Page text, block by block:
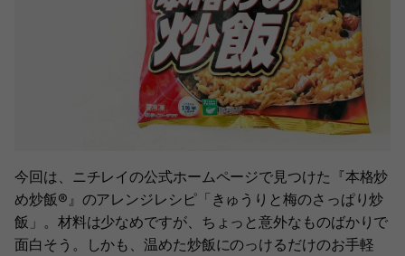
今回は、ニチレイの公式ホームページで見つけた『本格炒
め炒飯®』のアレンジレシピ「きゅうりと梅のさっぱり炒
飯」。材料は少なめですが、ちょっと意外なものばかりで
面白そう。しかも、温めた炒飯にのっけるだけのお手軽